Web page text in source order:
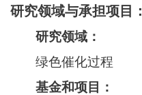
研究领域与承担项目：
研究领域：
绿色催化过程
基金和项目：